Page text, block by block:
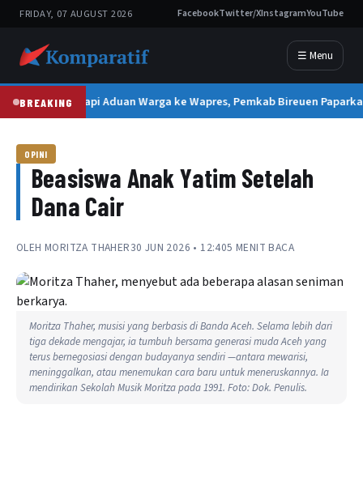
FRIDAY, 07 AUGUST 2026 FacebookTwitter/XInstagramYouTube
☰ Menu
BREAKINGTanggapi Aduan Warga ke Wapres, Pemkab Bireuen
OPINI
Beasiswa Anak Yatim Setelah
Dana Cair
OLEH MORITZA THAHER30 JUN 2026 • 12:405 MENIT BACA
Moritza Thaher, musisi yang berbasis di Banda Aceh. Selama lebih dari
tiga dekade mengajar, ia tumbuh bersama generasi muda Aceh yang
terus bernegosiasi dengan budayanya sendiri —antara mewarisi,
meninggalkan, atau menemukan cara baru untuk meneruskannya. Ia
mendirikan Sekolah Musik Moritza pada 1991. Foto: Dok. Penulis.